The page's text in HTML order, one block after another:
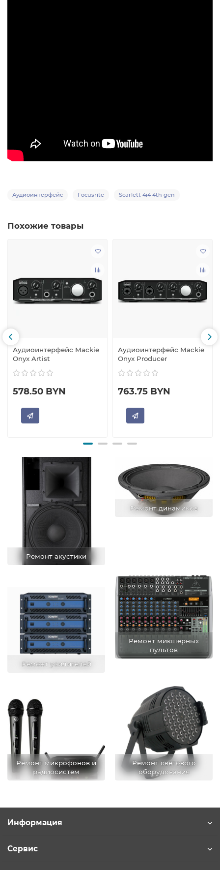
Аудиоинтерфейс Focusrite Scarlett 4i4 4th gen
Похожие товары
Аудиоинтерфейс Mackie
Onyx Artist
578.50 BYN
Аудиоинтерфейс Mackie
Onyx Producer
763.75 BYN
Ремонт акустики
Ремонт динамиков
Ремонт усилителей
Ремонт микшерных
пультов
Ремонт микрофонов и
радиосистем
Ремонт светового
оборудования
Информация
Сервис